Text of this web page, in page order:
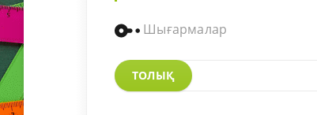
Шығармалар
ТОЛЫҚ